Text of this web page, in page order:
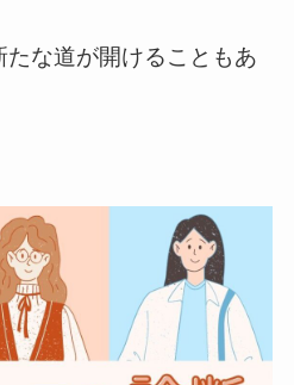
たな道が開けることもあ